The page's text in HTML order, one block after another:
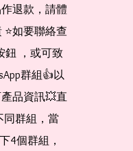
退款，請體
如要聯絡查
鈕 ，或可致
群組👍以
品資訊💥直
群組，當
4個群組，